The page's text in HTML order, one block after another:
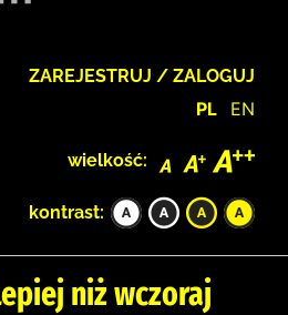
ZAREJESTRUJ / ZALOGUJ
PL EN
wielkość:
kontrast:
niż wczoraj